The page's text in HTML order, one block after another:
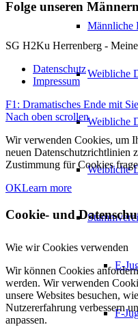
Männliche
Weibliche
Weibliche
Weibliche
E-
F-
Folge unseren
SG H2Ku Herrenberg -
Datenschutz
Impressum
F1: Dramatisches Ende mit
Nach oben scrollen
Wir verwenden Cookies, um
neuen Datenschutzrichtlinien
Zustimmung für Cookies
OKLearn more
Cookie- und
Wie wir Cookies verwenden
Wir können Cookies
werden. Wir verwenden
unsere Websites besuchen,
Nutzererfahrung verbessern
anpassen.